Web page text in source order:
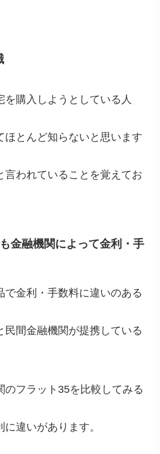
を購入しようとしている人
ほとんど知らないと思います
言われていることを覚えてお
金融機関によって金利・手
で金利・手数料に違いのある
民間金融機関が提携している
のフラット35を比較してみる
違いがあります。